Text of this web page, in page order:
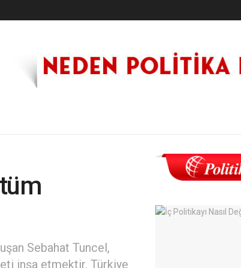
Sebahat Tuncel,
inşa etmektir. Türkiye